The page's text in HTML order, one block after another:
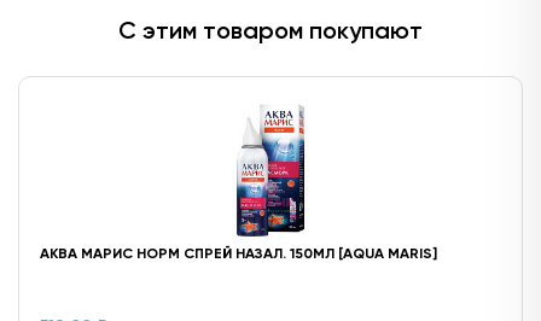
с 08:00 до 22:00
408,17 ₽ с 06.08.2026
В наличии: 4
ул. Ак. Парина, д.6 (напротив деревни
С этим товаром покупают
АКВА МАРИС НОРМ СПРЕЙ НАЗАЛ. 150МЛ [AQUA MARIS]